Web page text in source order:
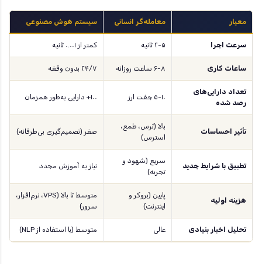
معیار معامله‌گر انسانی سیستم هوش مصنوعی
سرعت اجرا ۲-۵ ثانیه کمتر از ۰.۰۰۱ ثانیه
ساعات کاری ۶-۸ ساعت روزانه ۲۴/۷ بدون وقفه
تعداد دارایی‌های
رصد شده
۵-۱۰ جفت ارز ۱۰۰+ دارایی به‌طور همزمان
تأثیر احساسات
بالا (ترس، طمع،
استرس)
صفر (تصمیم‌گیری بی‌طرفانه)
تطبیق با شرایط جدید
سریع (شهود و
تجربه)
نیاز به آموزش مجدد
هزینه اولیه
پایین (بروکر و
اینترنت)
متوسط تا بالا (VPS، نرم‌افزار،
سرور)
تحلیل اخبار بنیادی عالی متوسط (با استفاده از NLP)